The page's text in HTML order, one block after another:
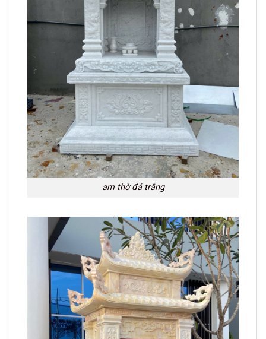
am thờ đá trắng